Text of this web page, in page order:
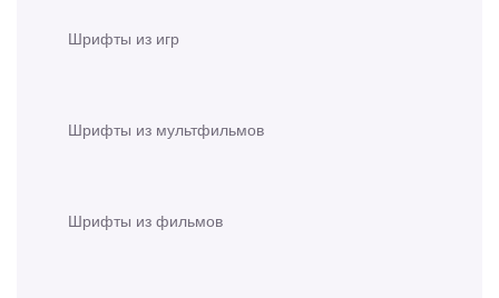
Шрифты из игр
Шрифты из мультфильмов
Шрифты из фильмов